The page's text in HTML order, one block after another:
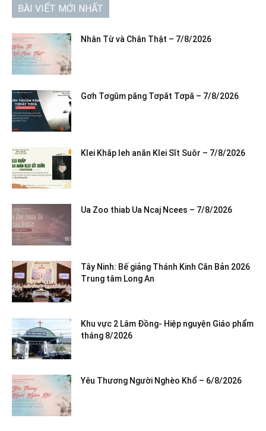
BÀI VIẾT MỚI NHẤT
Nhân Từ và Chân Thật – 7/8/2026
Gơh Tơgŭm păng Tơpăt Tơpă – 7/8/2026
Klei Khăp leh anăn Klei Sĭt Suôr – 7/8/2026
Ua Zoo thiab Ua Ncaj Ncees – 7/8/2026
Tây Ninh: Bế giảng Thánh Kinh Căn Bản 2026
Trung tâm Long An
Khu vực 2 Lâm Đồng- Hiệp nguyện Giáo phẩm
tháng 8/2026
Yêu Thương Người Nghèo Khổ – 6/8/2026